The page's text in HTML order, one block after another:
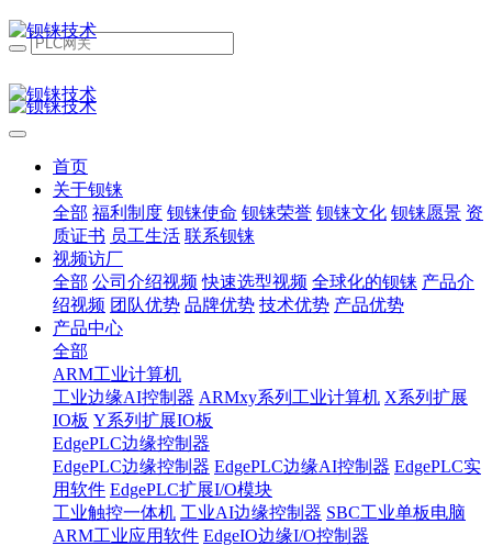
首页
关于钡铼
全部 福利制度 钡铼使命 钡铼荣誉 钡铼文化 钡铼愿景 资
质证书 员工生活 联系钡铼
视频访厂
全部 公司介绍视频 快速选型视频 全球化的钡铼 产品介
绍视频 团队优势 品牌优势 技术优势 产品优势
产品中心
全部
ARM工业计算机
工业边缘AI控制器 ARMxy系列工业计算机 X系列扩展
IO板 Y系列扩展IO板
EdgePLC边缘控制器
EdgePLC边缘控制器 EdgePLC边缘AI控制器 EdgePLC实
用软件 EdgePLC扩展I/O模块
工业触控一体机 工业AI边缘控制器 SBC工业单板电脑
ARM工业应用软件 EdgeIO边缘I/O控制器